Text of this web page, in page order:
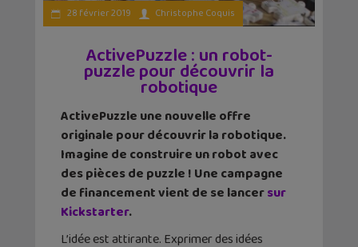
28 février 2019 Christophe Coquis
ActivePuzzle : un robot-
puzzle pour découvrir la
robotique
ActivePuzzle une nouvelle offre
originale pour découvrir la robotique.
Imagine de construire un robot avec
des pièces de puzzle ! Une campagne
de financement vient de se lancersur
Kickstarter.
L’idée est attirante. Exprimer des idées